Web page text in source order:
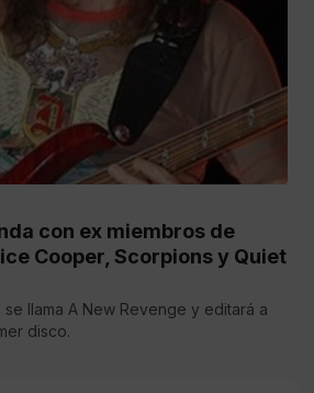
con ex miembros de
Cooper, Scorpions y Quiet
llama A New Revenge y editará a
disco.